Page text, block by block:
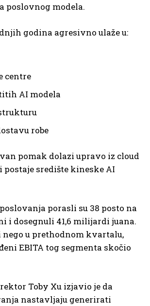
poslovnog modela.
godina agresivno ulaže u:
centre
AI modela
robe
pomak dolazi upravo iz cloud
postaje središte kineske AI
porasli su 38 posto na
i dosegnuli 41,6 milijardi juana.
nego u prethodnom kvartalu,
EBITA tog segmenta skočio
Toby Xu izjavio je da
nastavljaju generirati